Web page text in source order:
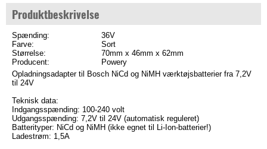
Produktbeskrivelse
Spænding:
36V
Farve:
Sort
Størrelse:
70mm x 46mm x 62mm
Producent:
Powery
Opladningsadapter til Bosch NiCd og NiMH værktøjsbatterier fra 7,2V
til 24V
Teknisk data:
Indgangsspænding: 100-240 volt
Udgangsspænding: 7,2V til 24V (automatisk reguleret)
Batterityper: NiCd og NiMH (ikke egnet til Li-Ion-batterier!)
Ladestrøm: 1,5A